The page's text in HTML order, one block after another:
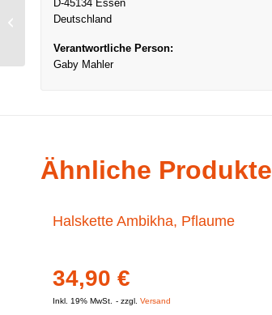
D-45134 Essen
Deutschland
Verantwortliche Person:
Gaby Mahler
Ähnliche Produkte
Halskette Ambikha, Pflaume
34,90 €
Inkl. 19% MwSt. zzgl. Versand
Halskette Esha,